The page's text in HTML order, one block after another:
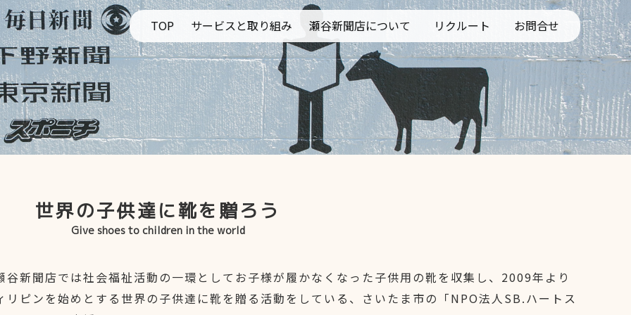
TOP
サービスと取り組み
新聞
牛乳販売
新聞と教育
レンタルスペース
居住支援法人
ツムクル
KEYHOLE
瀬谷新聞店について リクルート お問合せ
世界の子供達に靴を贈ろう
Give shoes to children in the world
新聞店では社会福祉活動の一環としてお子様が履かなくなった子供用の靴を収集し、2009年より
リピンを始めとする世界の子供達に靴を贈る活動をしている、さいたま市の「NPO法人SB.ハートス